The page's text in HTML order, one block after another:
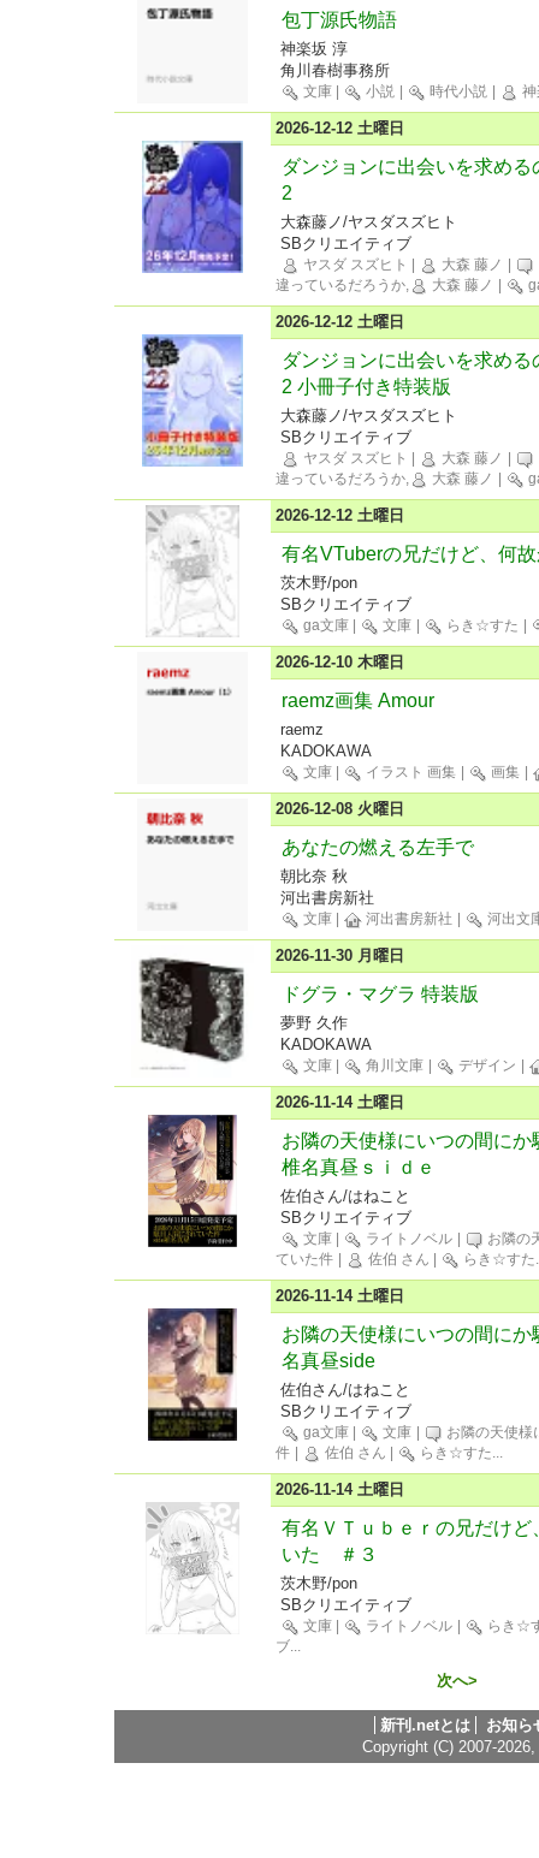
包丁源氏物語
神楽坂 淳
角川春樹事務所
文庫 小説 時代小説 神
2026-12-12 土曜日
ダンジョンに出会いを求め
2
大森藤ノ/ヤスダスズヒト
SBクリエイティブ
ヤスダ スズヒト 大森 藤ノ
違っているだろうか,
大森 藤ノ
2026-12-12 土曜日
ダンジョンに出会いを求め
2 小冊子付き特装版
大森藤ノ/ヤスダスズヒト
SBクリエイティブ
ヤスダ スズヒト 大森 藤ノ
違っているだろうか,
大森 藤ノ
2026-12-12 土曜日
有名VTuberの兄だけど、何
茨木野/pon
SBクリエイティブ
ga文庫 文庫 らき☆すた
2026-12-10 木曜日
raemz画集 Amour
raemz
KADOKAWA
文庫 イラスト 画集 画集
2026-12-08 火曜日
あなたの燃える左手で
朝比奈 秋
河出書房新社
文庫 河出書房新社 河出文
2026-11-30 月曜日
ドグラ・マグラ 特装版
夢野 久作
KADOKAWA
文庫 角川文庫 デザイン
2026-11-14 土曜日
お隣の天使様にいつの間に
椎名真昼ｓｉｄｅ
佐伯さん/はねこと
SBクリエイティブ
文庫 ライトノベル
お隣の
ていた件
佐伯 さん らき☆すた
2026-11-14 土曜日
お隣の天使様にいつの間に
名真昼side
佐伯さん/はねこと
SBクリエイティブ
ga文庫 文庫
お隣の天使様
件
佐伯 さん らき☆すた...
2026-11-14 土曜日
有名ＶＴｕｂｅｒの兄だけ
いた ＃３
茨木野/pon
SBクリエイティブ
文庫 ライトノベル
らき☆
ブ...
次へ>
新刊.netとは
お知ら
Copyright (C) 2007-2026,